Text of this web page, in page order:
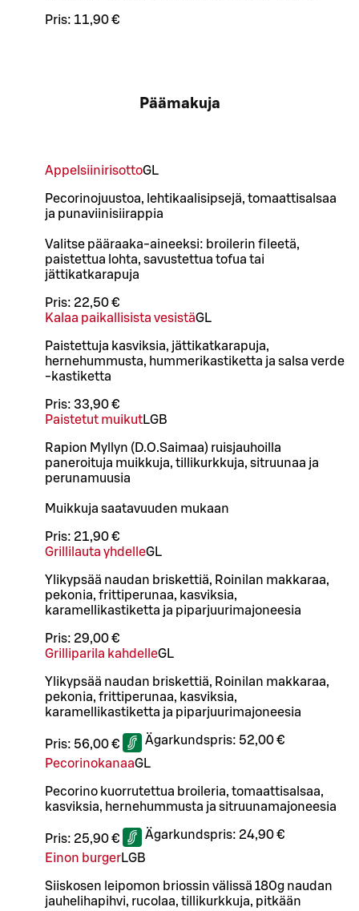
Pris: 11,90 €
Päämakuja
AppelsiinirisottoGL
Pecorinojuustoa, lehtikaalisipsejä, tomaattisalsaa
ja punaviinisiirappia
Valitse pääraaka-aineeksi: broilerin fileetä,
paistettua lohta, savustettua tofua tai
jättikatkarapuja
Pris: 22,50 €
Kalaa paikallisista vesistäGL
Paistettuja kasviksia, jättikatkarapuja,
hernehummusta, hummerikastiketta ja salsa verde
-kastiketta
Pris: 33,90 €
Paistetut muikutLGB
Rapion Myllyn (D.O.Saimaa) ruisjauhoilla
paneroituja muikkuja, tillikurkkuja, sitruunaa ja
perunamuusia
Muikkuja saatavuuden mukaan
Pris: 21,90 €
Grillilauta yhdelleGL
Ylikypsää naudan briskettiä, Roinilan makkaraa,
pekonia, frittiperunaa, kasviksia,
karamellikastiketta ja piparjuurimajoneesia
Pris: 29,00 €
Grilliparila kahdelleGL
Ylikypsää naudan briskettiä, Roinilan makkaraa,
pekonia, frittiperunaa, kasviksia,
karamellikastiketta ja piparjuurimajoneesia
Pris: 56,00 € Ägarkundspris: 52,00 €
PecorinokanaaGL
Pecorino kuorrutettua broileria, tomaattisalsaa,
kasviksia, hernehummusta ja sitruunamajoneesia
Pris: 25,90 € Ägarkundspris: 24,90 €
Einon burgerLGB
Siiskosen leipomon briossin välissä 180g naudan
jauhelihapihvi, rucolaa, tillikurkkuja, pitkään